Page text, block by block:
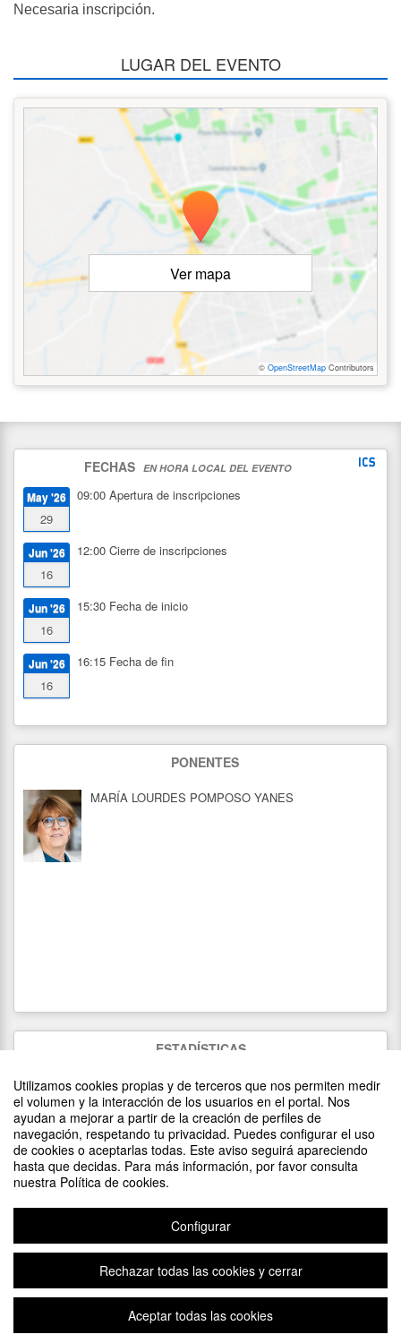
Utilizamos cookies propias y de terceros que nos permiten medir
el volumen y la interacción de los usuarios en el portal. Nos
ayudan a mejorar a partir de la creación de perfiles de
navegación, respetando tu privacidad. Puedes configurar el uso
de cookies o aceptarlas todas. Este aviso seguirá apareciendo
hasta que decidas. Para más información, por favor consulta
nuestra Política de cookies.
Configurar
Rechazar todas las cookies y cerrar
Aceptar todas las cookies
Necesaria inscripción.
LUGAR DEL EVENTO
Ver mapa
© OpenStreetMap Contributors
FECHAS EN HORA LOCAL DEL EVENTO
May '26
29
09:00 Apertura de inscripciones
Jun '26
16
12:00 Cierre de inscripciones
Jun '26
16
15:30 Fecha de inicio
Jun '26
16
16:15 Fecha de fin
PONENTES
MARÍA LOURDES POMPOSO YANES
ESTADÍSTICAS
981visitas
52asistentes( 52confirmados)
DIFUNDE TU EVENTO PONIENDO EL SIGUIENTE CÓDIGO
EN TU SITIO
Copyright © 2026